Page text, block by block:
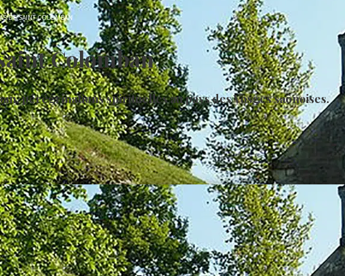
DE SAINT COLOMBAN
Colomban
pérégrinations spirituelles au pays des Vosges saônoises.